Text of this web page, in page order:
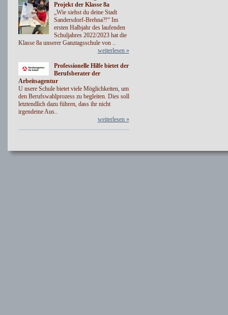
Projekt der Klasse 8a
„Wie siehst du deine Stadt
Sandersdorf-Brehna?!“ Im
ersten Halbjahr des laufenden
Schuljahres 2022/2023 hat die
Klasse 8a unserer Ganztagsschule von ..
weiterlesen »
Professionelle Hilfe bietet der
Berufsberater der
Arbeitsagentur
U nsere Schule bietet viele Möglichkeiten, um
den Berufswahlprozess zu begleiten. Dies soll
letztendlich dazu führen, dass ihr nicht
irgendeine Aus..
weiterlesen »